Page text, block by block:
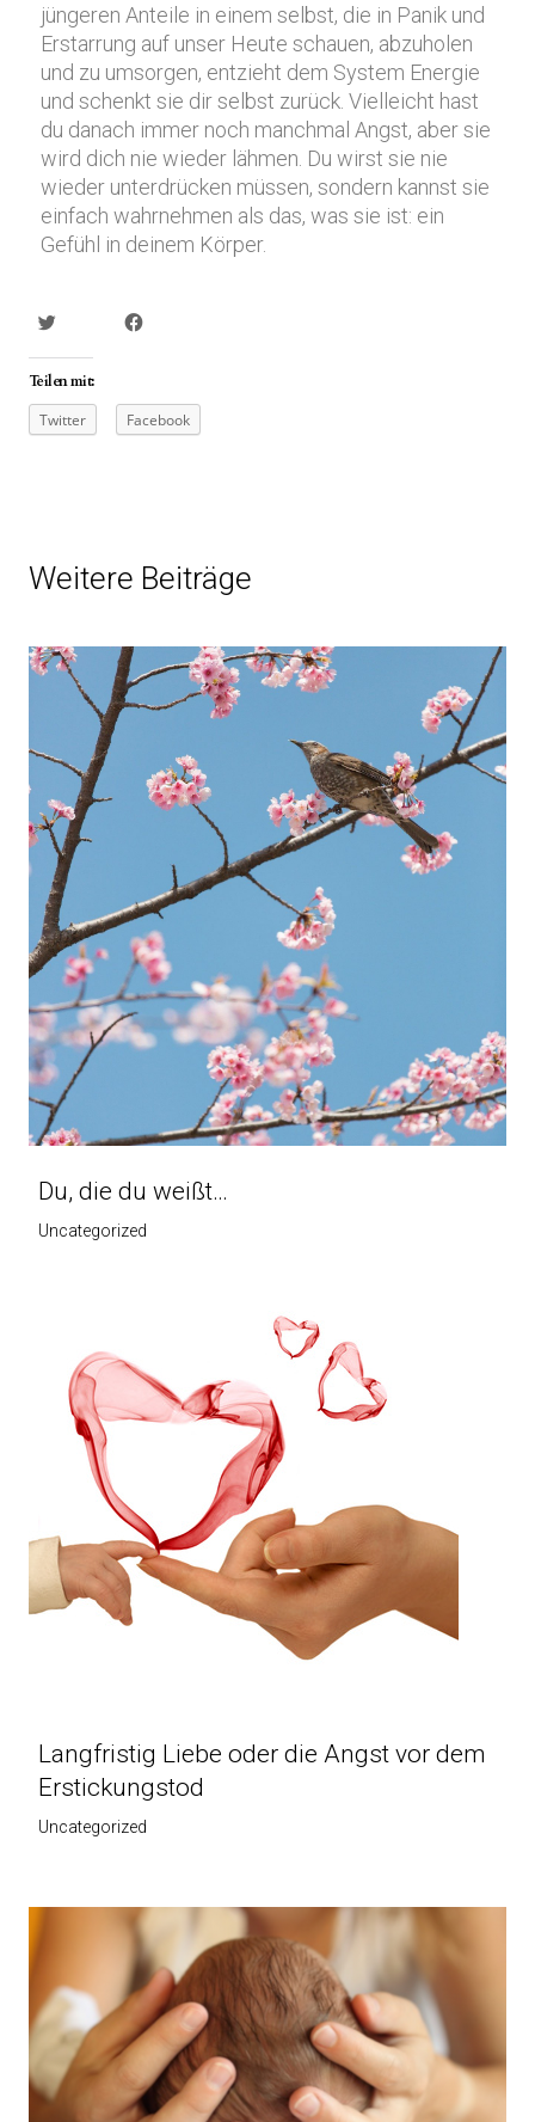
jüngeren Anteile in einem selbst, die in Panik und
Erstarrung auf unser Heute schauen, abzuholen
und zu umsorgen, entzieht dem System Energie
und schenkt sie dir selbst zurück. Vielleicht hast
du danach immer noch manchmal Angst, aber sie
wird dich nie wieder lähmen. Du wirst sie nie
wieder unterdrücken müssen, sondern kannst sie
einfach wahrnehmen als das, was sie ist: ein
Gefühl in deinem Körper.
Teilen mit:
Twitter Facebook
Weitere Beiträge
Du, die du weißt…
Uncategorized
Langfristig Liebe oder die Angst vor dem
Erstickungstod
Uncategorized